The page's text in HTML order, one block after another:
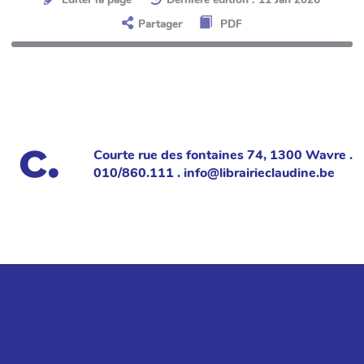
Partager
PDF
Courte rue des fontaines 74, 1300 Wavre .
010/860.111 . info@librairieclaudine.be